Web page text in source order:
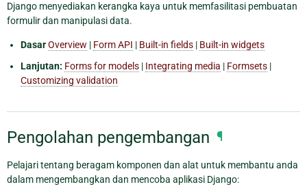
Django menyediakan kerangka kaya untuk memfasilitasi pembuatan
formulir dan manipulasi data.
DasarOverview | Form API | Built-in fields | Built-in widgets
Lanjutan: Forms for models | Integrating media | Formsets |
Customizing validation
Pengolahan pengembangan ¶
Pelajari tentang beragam komponen dan alat untuk membantu anda
dalam mengembangkan dan mencoba aplikasi Django: